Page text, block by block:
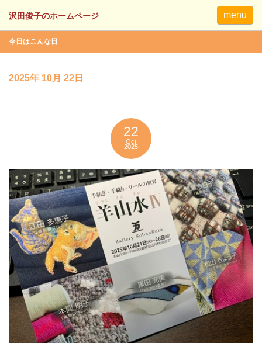
menu
今日はこんな日
2025年 10月 22日
22
Oct
2025